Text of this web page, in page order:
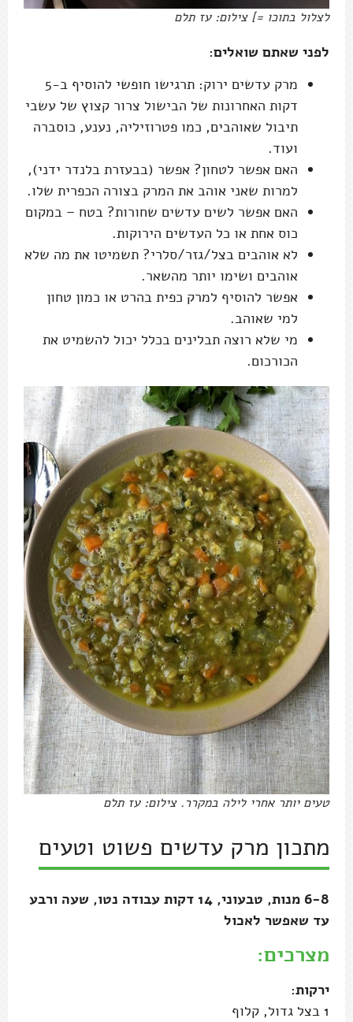
לצלול בתוכו =] צילום: עז תלם
לפני שאתם שואלים:
מרק עדשים ירוק: תרגישו חופשי להוסיף ב-5
דקות האחרונות של הבישול צרור קצוץ של עשבי
תיבול שאוהבים, כמו פטרוזיליה, נענע, כוסברה
ועוד.
האם אפשר לטחון? אפשר (בבעזרת בלנדר ידני),
למרות שאני אוהב את המרק בצורה הכפרית שלו.
האם אפשר לשים עדשים שחורות? בטח – במקום
כוס אחת או כל העדשים הירוקות.
לא אוהבים בצל/גזר/סלרי? תשמיטו את מה שלא
אוהבים ושימו יותר מהשאר.
אפשר להוסיף למרק כפית בהרט או כמון טחון
למי שאוהב.
מי שלא רוצה תבלינים בכלל יכול להשמיט את
הכורכום.
טעים יותר אחרי לילה במקרר. צילום: עז תלם
מתכון מרק עדשים פשוט וטעים
6-8 מנות, טבעוני, 14 דקות עבודה נטו, שעה ורבע
עד שאפשר לאכול
מצרכים:
ירקות:
1 בצל גדול, קלוף